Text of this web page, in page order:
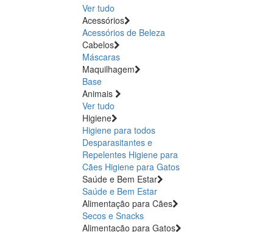
Ver tudo
Acessórios
Acessórios de Beleza
Cabelos
Máscaras
Maquilhagem
Base
Animais
Ver tudo
Higiene
Higiene para todos
Desparasitantes e
Repelentes Higiene para
Cães Higiene para Gatos
Saúde e Bem Estar
Saúde e Bem Estar
Alimentação para Cães
Secos e Snacks
Alimentação para Gatos